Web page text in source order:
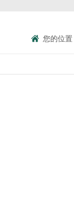
您的位